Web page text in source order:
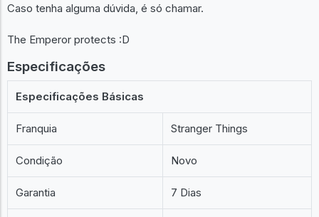
Caso tenha alguma dúvida, é só chamar.
The Emperor protects :D
Especificações
Especificações Básicas
Franquia Stranger Things
Condição Novo
Garantia 7 Dias